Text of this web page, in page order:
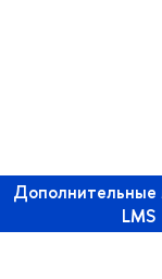
Дополнительные
LMS